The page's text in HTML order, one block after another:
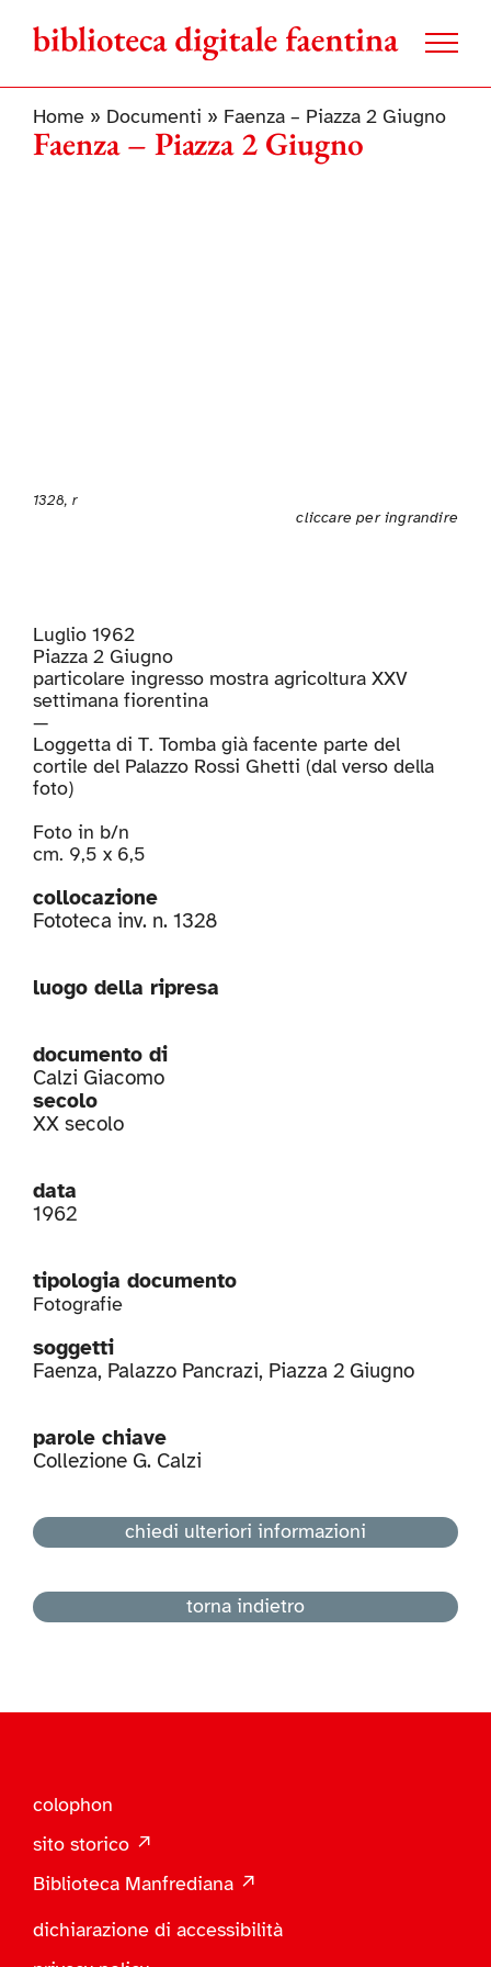
contenuto
Home» Documenti » Faenza – Piazza 2 Giugno
Faenza – Piazza 2 Giugno
1328, r
cliccare per ingrandire
Luglio 1962
Piazza 2 Giugno
particolare ingresso mostra agricoltura XXV
settimana fiorentina
—
Loggetta di T. Tomba già facente parte del
cortile del Palazzo Rossi Ghetti (dal verso della
foto)
Foto in b/n
cm. 9,5 x 6,5
collocazione
Fototeca inv. n. 1328
luogo della ripresa
documento di
Calzi Giacomo
secolo
XX secolo
data
1962
tipologia documento
Fotografie
soggetti
Faenza, Palazzo Pancrazi, Piazza 2 Giugno
parole chiave
Collezione G. Calzi
chiedi ulteriori informazioni
torna indietro
colophon
sito storico ↗
Biblioteca Manfrediana ↗
dichiarazione di accessibilità